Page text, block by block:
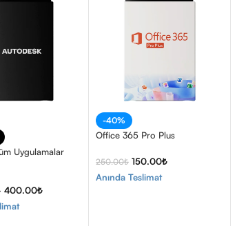
Uygulamalar
400.00₺
-40%
Office 365 Pro Plus
250.00₺ 150.00₺
Anında Teslimat